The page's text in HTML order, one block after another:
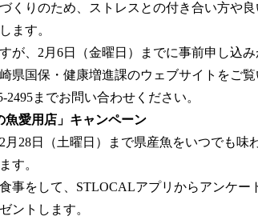
くりのため、ストレスとの付き合い方や
ます。
が、2月6日（金曜日）までに事前申し込み
県国保・健康増進課のウェブサイトをご覧
までお問い合わせください。
魚愛用店」キャンペーン
月28日（土曜日）まで県産魚をいつでも
す。
事をして、STLOCALアプリからアンケ
ントします。